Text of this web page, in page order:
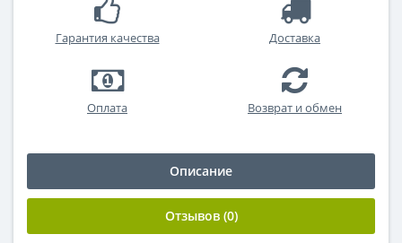
Гарантия качества Доставка
Оплата Возврат и обмен
Описание
Отзывов (0)